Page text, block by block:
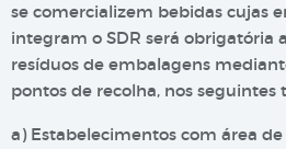
se comercializem bebidas cujas
integram o SDR será obrigatória
resíduos de embalagens
pontos de recolha, nos seguintes
a) Estabelecimentos com área de